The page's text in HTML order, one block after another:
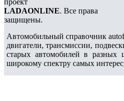
проект
LADAONLINE. Все права
защищены.
Автомобильный справочник
двигатели, трансмиссии,
старых автомобилей в разных
широкому спектру самых